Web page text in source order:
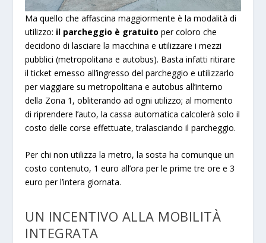
Ma quello che affascina maggiormente è la modalità di
utilizzo: il parcheggio è gratuito per coloro che
decidono di lasciare la macchina e utilizzare i mezzi
pubblici (metropolitana e autobus). Basta infatti ritirare
il ticket emesso all’ingresso del parcheggio e utilizzarlo
per viaggiare su metropolitana e autobus all’interno
della Zona 1, obliterando ad ogni utilizzo; al momento
di riprendere l’auto, la cassa automatica calcolerà solo il
costo delle corse effettuate, tralasciando il parcheggio.
Per chi non utilizza la metro, la sosta ha comunque un
costo contenuto, 1 euro all’ora per le prime tre ore e 3
euro per l’intera giornata.
UN INCENTIVO ALLA MOBILITÀ
INTEGRATA